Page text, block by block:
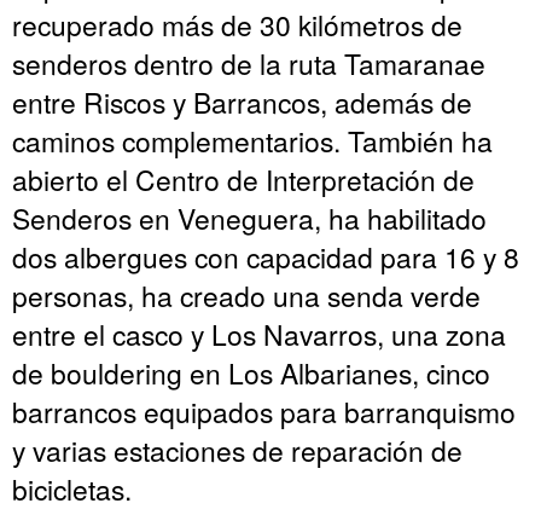
recuperado más de 30 kilómetros de
senderos dentro de la ruta Tamaranae
entre Riscos y Barrancos, además de
caminos complementarios. También ha
abierto el Centro de Interpretación de
Senderos en Veneguera, ha habilitado
dos albergues con capacidad para 16 y 8
personas, ha creado una senda verde
entre el casco y Los Navarros, una zona
de bouldering en Los Albarianes, cinco
barrancos equipados para barranquismo
y varias estaciones de reparación de
bicicletas.